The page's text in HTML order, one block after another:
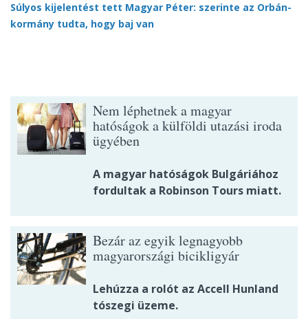
Súlyos kijelentést tett Magyar Péter: szerinte az Orbán-
kormány tudta, hogy baj van
Nem léphetnek a magyar
hatóságok a külföldi utazási iroda
ügyében
A magyar hatóságok Bulgáriához
fordultak a Robinson Tours miatt.
Bezár az egyik legnagyobb
magyarországi bicikligyár
Lehúzza a rolót az Accell Hunland
tószegi üzeme.